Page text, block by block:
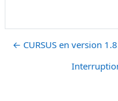
← CURSUS en version